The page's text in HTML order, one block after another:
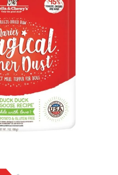
開
啟
圖
檢
視
中
的
媒